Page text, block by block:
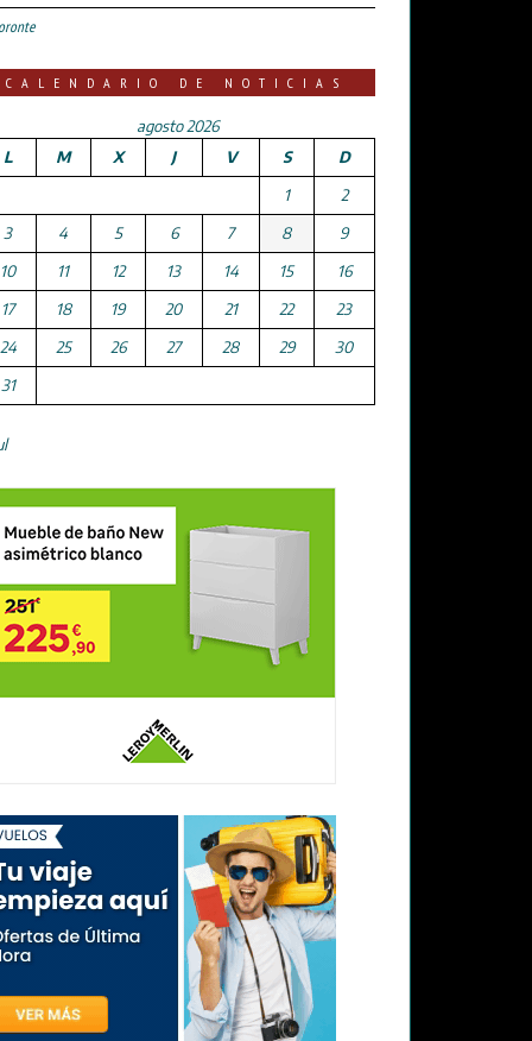
CALENDARIO DE NOTICIAS
agosto 2026
L
M X J V S
D
1
2
3
4 5 6 7 8
9
10
11 12 13 14 15
16
17
18 19 20 21 22
23
24
25 26 27 28 29
30
31